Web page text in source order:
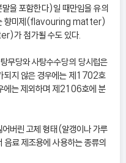
포함한다)일 때만임을 유의
향미제(flavouring matter)
가 첨가될 수도 있다.
무당와 사탕수수당의 당시럽은
지 않은 경우에는 제1702호
에는 제외하며 제2106호에 분
버린 고체 형태(알갱이나 가루
료 제조용에 사용하는 종류의